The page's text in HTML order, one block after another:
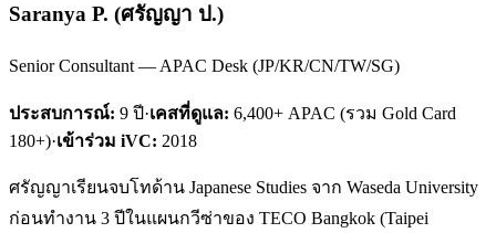
Saranya P. (ศรัญญา ป.)
Senior Consultant — APAC Desk (JP/KR/CN/TW/SG)
ประสบการณ์: 9 ปี·เคสที่ดูแล: 6,400+ APAC (รวม Gold Card
180+)·เข้าร่วม iVC: 2018
ศรัญญาเรียนจบโทด้าน Japanese Studies จาก Waseda University
ก่อนทำงาน 3 ปีในแผนกวีซ่าของ TECO Bangkok (Taipei